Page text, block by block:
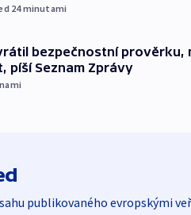
24minutami
bezpečnostní prověrku,
píší Seznam Zprávy
publikovaného evropskými